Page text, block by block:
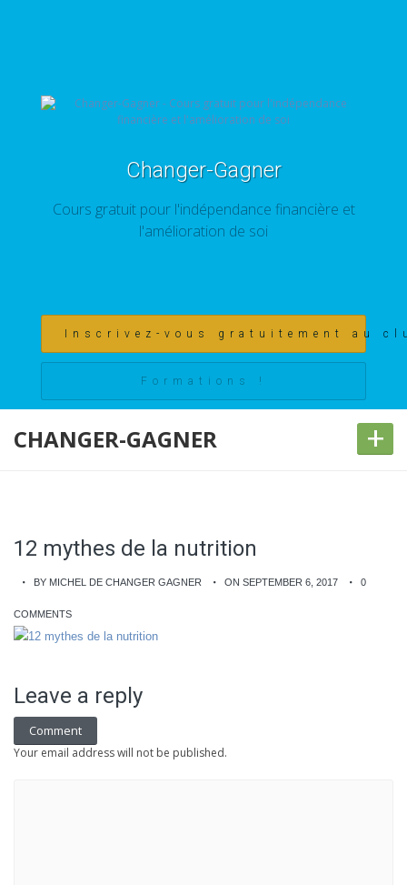
Changer-Gagner
Cours gratuit pour l'indépendance financière et
l'amélioration de soi
Inscrivez-vous gratuitement au
Formations !
CHANGER-GAGNER +
12 mythes de la nutrition
BY MICHEL DE CHANGER GAGNER ON SEPTEMBER 6, 2017 0
COMMENTS
Leave a reply
Comment
Your email address will not be published.